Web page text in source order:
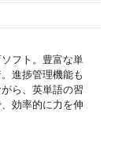
フト。豊富な単
進捗管理機能も
ら、英単語の習
効率的に力を伸